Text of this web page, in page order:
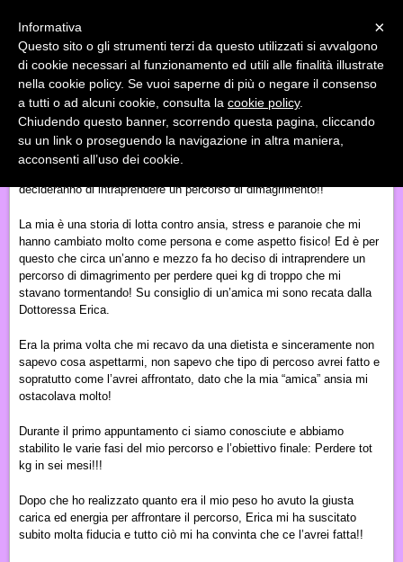
INDIETRO « »
DIMAGRIRE SCOPRENDO SE STESSA
Ciao a tutti/e sono una ragazza di 23 anni e oggi voglio raccontarvi la
decideranno di intraprendere un percorso di dimagrimento!!
La mia è una storia di lotta contro ansia, stress e paranoie che mi
hanno cambiato molto come persona e come aspetto fisico! Ed è per
questo che circa un’anno e mezzo fa ho deciso di intraprendere un
percorso di dimagrimento per perdere quei kg di troppo che mi
stavano tormentando! Su consiglio di un’amica mi sono recata dalla
Dottoressa Erica.
Era la prima volta che mi recavo da una dietista e sinceramente non
sapevo cosa aspettarmi, non sapevo che tipo di percoso avrei fatto e
sopratutto come l’avrei affrontato, dato che la mia “amica” ansia mi
ostacolava molto!
Durante il primo appuntamento ci siamo conosciute e abbiamo
stabilito le varie fasi del mio percorso e l’obiettivo finale: Perdere tot
kg in sei mesi!!!
Dopo che ho realizzato quanto era il mio peso ho avuto la giusta
carica ed energia per affrontare il percorso, Erica mi ha suscitato
subito molta fiducia e tutto ciò mi ha convinta che ce l’avrei fatta!!
×
Informativa
Questo sito o gli strumenti terzi da questo utilizzati si avvalgono
di cookie necessari al funzionamento ed utili alle finalità illustrate
nella cookie policy. Se vuoi saperne di più o negare il consenso
a tutti o ad alcuni cookie, consulta la cookie policy.
Chiudendo questo banner, scorrendo questa pagina, cliccando
su un link o proseguendo la navigazione in altra maniera,
acconsenti all’uso dei cookie.